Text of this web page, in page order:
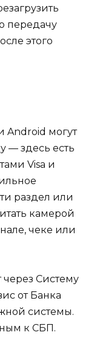
передачу
этого
Android могут
— здесь есть
Visa и
раздел или
камерой
чеке или
Систему
от Банка
системы.
к СБП.